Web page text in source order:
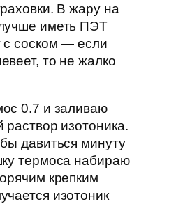
В жару на
иметь ПЭТ
с соском — если
то не жалко
0.7 и заливаю
раствор изотоника.
давиться минуту
термоса набираю
крепким
изотоник